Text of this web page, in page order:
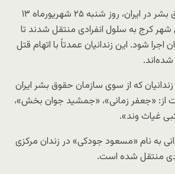
به گزارش تارنگار حقوق بشر در ایران، روز شنبه ۲۵ شهریورماه ۱۳
شهر کرج به سلول انفرادی منتقل شدند تا
شود. این زندانیان عمدتاً با اتهام قتل
که از سوی سازمان حقوق بشر ایران
از: «جعفر زمانی»، «جمشید جوان بخش»،
غیاث وند».
به نام «مسعود جودکی» در زندان مرکزی
منتقل شده است.